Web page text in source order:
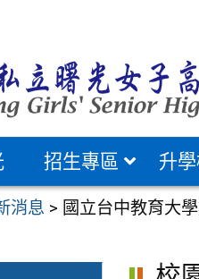
招生專區 升
消息 > 國立台中教育大